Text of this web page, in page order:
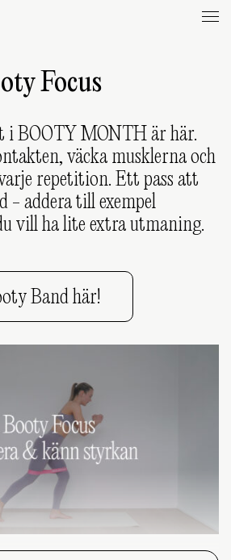
Focus
i BOOTY MONTH är här.
väcka musklerna och
repetition. Ett pass att
- addera till exempel
vill ha lite extra utmaning.
Band här!